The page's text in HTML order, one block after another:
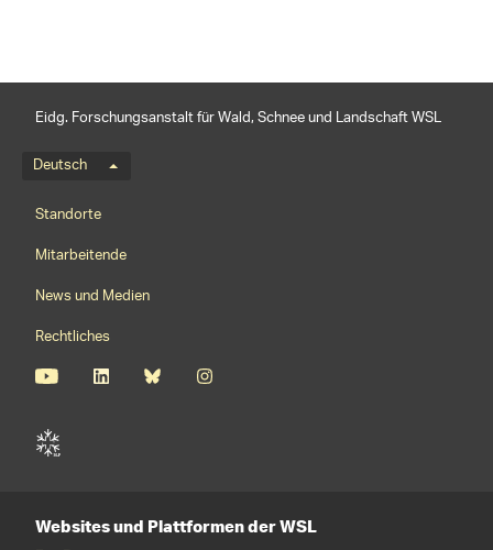
Eidg. Forschungsanstalt für Wald, Schnee und Landschaft WSL
Sprachmenü
Deutsch
Footernavigation
Standorte
Mitarbeitende
News und Medien
Rechtliches
Websites und Plattformen der WSL